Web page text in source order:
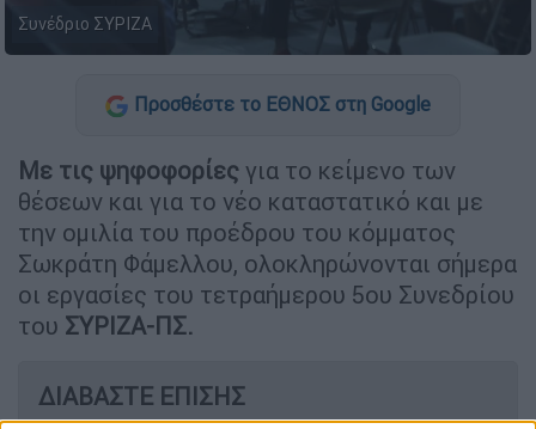
Συνέδριο ΣΥΡΙΖΑ
Προσθέστε το ΕΘΝΟΣ στη Google
Με τις ψηφοφορίες για το κείμενο των
θέσεων και για το νέο καταστατικό και με
την ομιλία του προέδρου του κόμματος
Σωκράτη Φάμελλου, ολοκληρώνονται σήμερα
οι εργασίες του τετραήμερου 5ου Συνεδρίου
του ΣΥΡΙΖΑ-ΠΣ.
ΔΙΑΒΑΣΤΕ ΕΠΙΣΗΣ